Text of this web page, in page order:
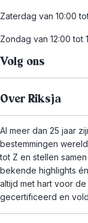
Zaterdag van 10:00
Zondag van 12:00 tot
Volg ons
Over Riksja
Al meer dan 25 jaar
bestemmingen
tot Z en stellen
bekende highlights
altijd met hart voor
gecertificeerd en